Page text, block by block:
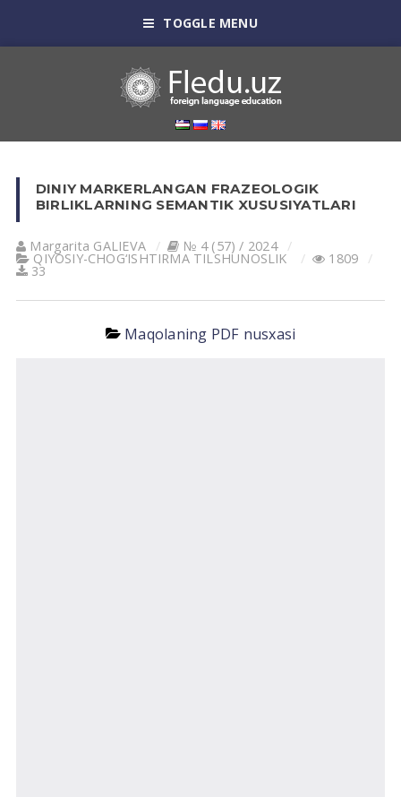
TOGGLE MENU
DINIY MARKERLANGAN FRAZEOLOGIK
BIRLIKLARNING SEMANTIK XUSUSIYATLARI
Margarita GАLIEVА № 4 (57) / 2024
QIYOSIY-CHOG‘ISHTIRMA TILSHUNOSLIK 1809
33
Maqolaning PDF nusxasi